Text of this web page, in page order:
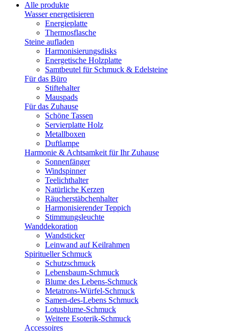
Alle produkte
Wasser energetisieren
Energieplatte​
Thermosflasche
Steine aufladen
Harmonisierungsdisks
Energetische Holzplatte
Samtbeutel für Schmuck & Edelsteine
Für das Büro
Stiftehalter
Mauspads
Für das Zuhause
Schöne Tassen
Servierplatte Holz
Metallboxen
Duftlampe
Harmonie & Achtsamkeit für Ihr Zuhause
Sonnenfänger
Windspinner
Teelichthalter
Natürliche Kerzen
Räucherstäbchenhalter
Harmonisierender Teppich
Stimmungsleuchte
Wanddekoration
Wandsticker
Leinwand auf Keilrahmen
Spiritueller Schmuck
Schutzschmuck
Lebensbaum-Schmuck
Blume des Lebens-Schmuck
Metatrons-Würfel-Schmuck
Samen-des-Lebens Schmuck
Lotusblume-Schmuck
Weitere Esoterik-Schmuck
Accessoires